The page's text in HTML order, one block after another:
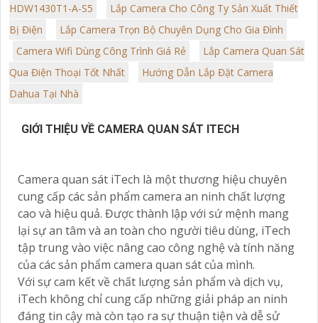
HDW1430T1-A-S5
Lắp Camera Cho Công Ty Sản Xuất Thiết
Bị Điện
Lắp Camera Trọn Bộ Chuyên Dụng Cho Gia Đình
Camera Wifi Dùng Công Trình Giá Rẻ
Lắp Camera Quan Sát
Qua Điện Thoại Tốt Nhất
Hướng Dẫn Lắp Đặt Camera
Dahua Tại Nhà
GIỚI THIỆU VỀ CAMERA QUAN SÁT ITECH
Camera quan sát iTech là một thương hiệu chuyên
cung cấp các sản phẩm camera an ninh chất lượng
cao và hiệu quả. Được thành lập với sứ mệnh mang
lại sự an tâm và an toàn cho người tiêu dùng, iTech
tập trung vào việc nâng cao công nghệ và tính năng
của các sản phẩm camera quan sát của mình.
Với sự cam kết về chất lượng sản phẩm và dịch vụ,
iTech không chỉ cung cấp những giải pháp an ninh
đáng tin cậy mà còn tạo ra sự thuận tiện và dễ sử